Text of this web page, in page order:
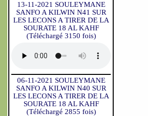
13-11-2021 SOULEYMANE
SANFO A KILWIN N41 SUR
LES LECONS A TIRER DE LA
SOURATE 18 AL KAHF
(Téléchargé 3150 fois)
06-11-2021 SOULEYMANE
SANFO A KILWIN N40 SUR
LES LECONS A TIRER DE LA
SOURATE 18 AL KAHF
(Téléchargé 2855 fois)